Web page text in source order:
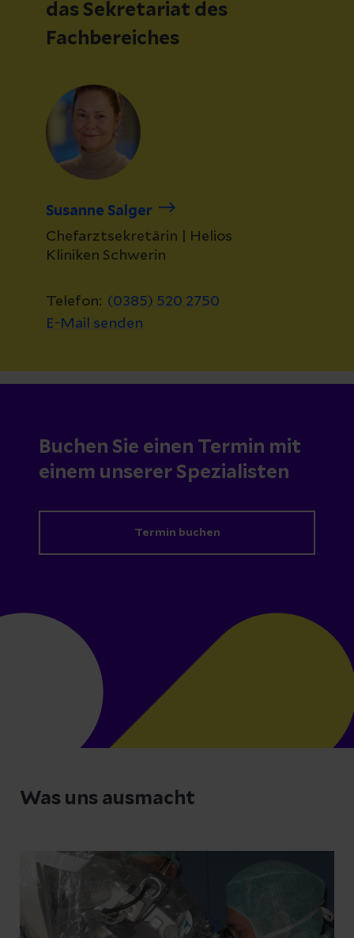
das Sekretariat des
Fachbereiches
Susanne Salger
Chefarztsekretärin | Helios
Kliniken Schwerin
Telefon: (0385) 520 2750
E-Mail senden
Buchen Sie einen Termin mit
einem unserer Spezialisten
Termin buchen
Was uns ausmacht